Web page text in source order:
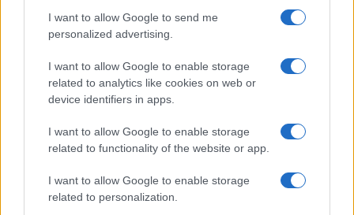
I want to allow Google to send me
personalized advertising.
I want to allow Google to enable storage
related to analytics like cookies on web or
device identifiers in apps.
I want to allow Google to enable storage
related to functionality of the website or app.
I want to allow Google to enable storage
related to personalization.